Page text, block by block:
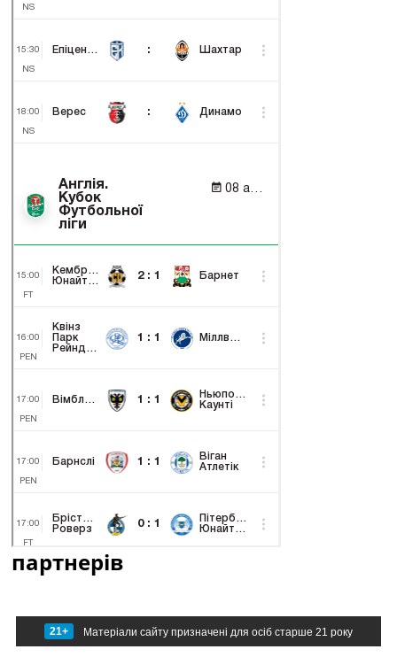
партнерів
21+ Матеріали сайту призначені для осіб старше 21 року